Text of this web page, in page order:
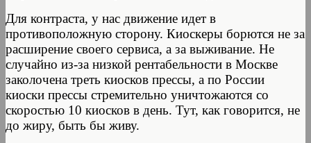
Для контраста, у нас движение идет в
противоположную сторону. Киоскеры борются не за
расширение своего сервиса, а за выживание. Не
случайно из-за низкой рентабельности в Москве
заколочена треть киосков прессы, а по России
киоски прессы стремительно уничтожаются со
скоростью 10 киосков в день. Тут, как говорится, не
до жиру, быть бы живу.